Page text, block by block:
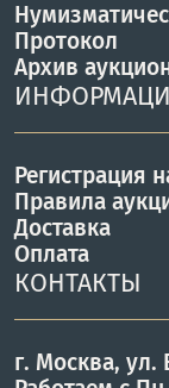
Протокол
Архив
Регистрация
Правила
Доставка
Оплата
КОНТАКТЫ
г. Москва, ул.